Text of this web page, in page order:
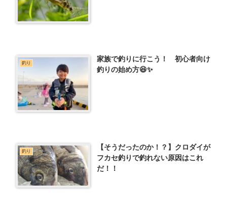
釣り
家族で釣りに行こう！ 初心者向け
釣りの始め方😆✨
釣り
【そうだったのか！？】クロダイが
フカセ釣りで釣れない原因はこれ
だ！！